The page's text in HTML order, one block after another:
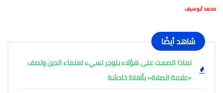
محمد أبو سيف
شاهد أيضًا
لماذا الصمت على هؤلاء بلوجر تسيء لعلماء الدين وتصف
«علامة الصلاة» بألفاظ خادشة